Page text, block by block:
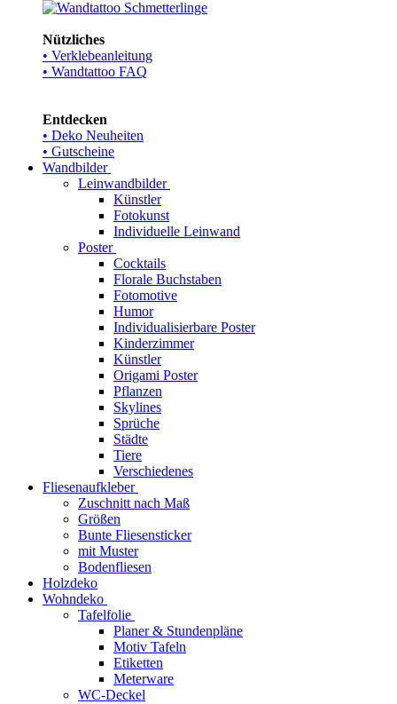
Nützliches
• Verklebeanleitung
• Wandtattoo FAQ
Entdecken
• Deko Neuheiten
• Gutscheine
Wandbilder
Leinwandbilder
Künstler
Fotokunst
Individuelle Leinwand
Poster
Cocktails
Florale Buchstaben
Fotomotive
Humor
Individualisierbare Poster
Kinderzimmer
Künstler
Origami Poster
Pflanzen
Skylines
Sprüche
Städte
Tiere
Verschiedenes
Fliesenaufkleber
Zuschnitt nach Maß
Größen
Bunte Fliesensticker
mit Muster
Bodenfliesen
Holzdeko
Wohndeko
Tafelfolie
Planer & Stundenpläne
Motiv Tafeln
Etiketten
Meterware
WC-Deckel